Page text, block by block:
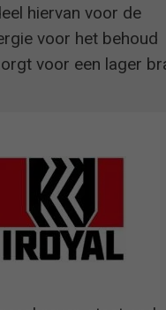
hiervan voor de
voor het behoud
voor een lager